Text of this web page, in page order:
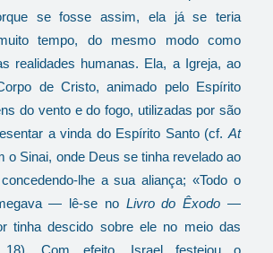
se fosse assim, ela já se teria
tempo, do mesmo modo como
realidades humanas. Ela, a Igreja, ao
de Cristo, animado pelo Espírito
do vento e do fogo, utilizadas por são
a vinda do Espírito Santo (cf. At
o Sinai, onde Deus se tinha revelado ao
lhe a sua aliança; «Todo o
— lê-se no Livro do Êxodo—
tinha descido sobre ele no meio das